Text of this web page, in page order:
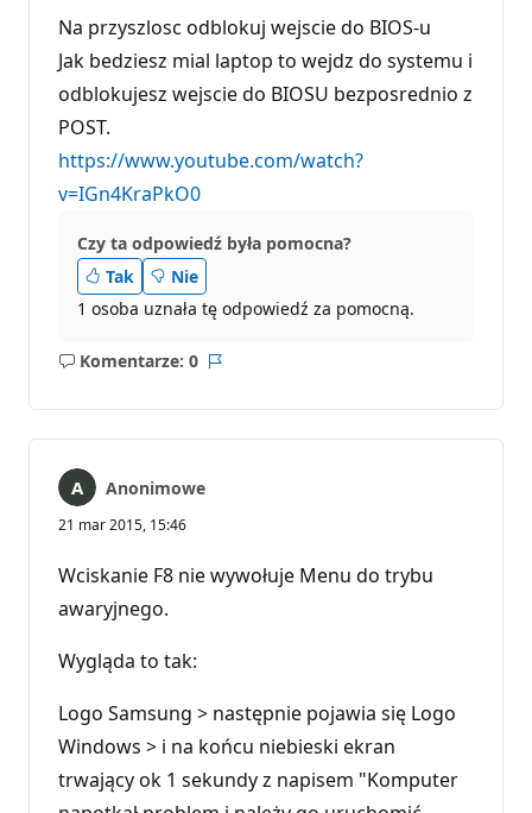
Na przyszlosc odblokuj wejscie do BIOS-u
Jak bedziesz mial laptop to wejdz do systemu i
odblokujesz wejscie do BIOSU bezposrednio z
POST.
https://www.youtube.com/watch?
v=IGn4KraPkO0
Czy ta odpowiedź była pomocna?
Tak
Nie
1 osoba uznała tę odpowiedź za pomocną.
Komentarze: 0
Brak
Anonimowe
21 mar 2015, 15:46
Wciskanie F8 nie wywołuje Menu do trybu
awaryjnego.
Wygląda to tak:
Logo Samsung > następnie pojawia się Logo
Windows > i na końcu niebieski ekran
trwający ok 1 sekundy z napisem "Komputer